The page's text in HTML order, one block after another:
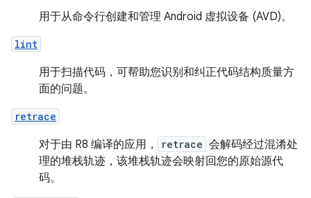
用于从命令行创建和管理 Android 虚拟设备 (AVD)。
lint
用于扫描代码，可帮助您识别和纠正代码结构质量方
面的问题。
retrace
对于由 R8 编译的应用， retrace 会解码经过混淆处
理的堆栈轨迹，该堆栈轨迹会映射回您的原始源代
码。